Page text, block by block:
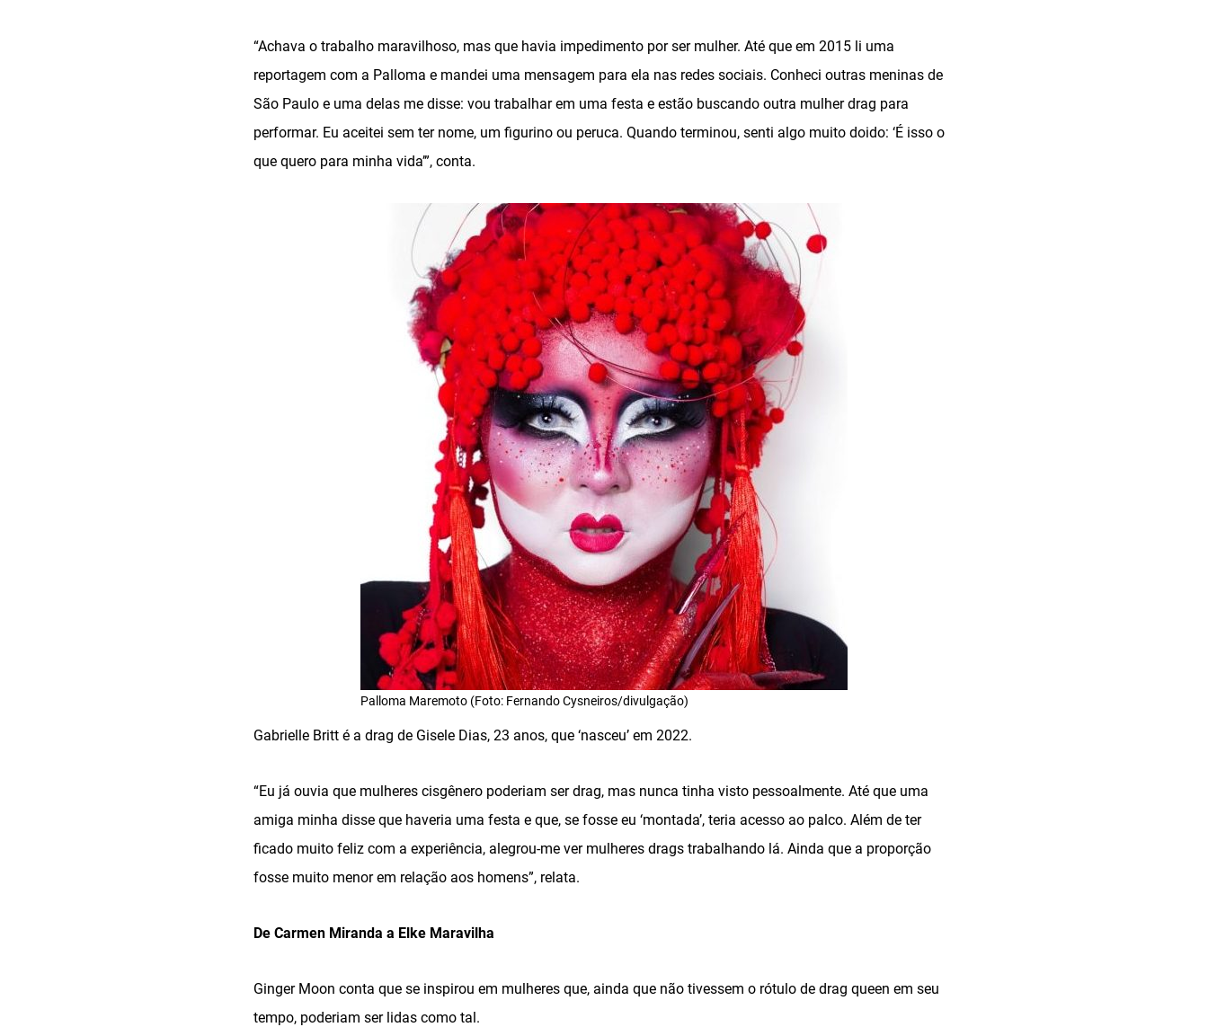
“Achava o trabalho maravilhoso, mas que havia impedimento por ser mulher. Até que em 2015 li uma
reportagem com a Palloma e mandei uma mensagem para ela nas redes sociais. Conheci outras meninas de
São Paulo e uma delas me disse: vou trabalhar em uma festa e estão buscando outra mulher drag para
performar. Eu aceitei sem ter nome, um figurino ou peruca. Quando terminou, senti algo muito doido: ‘É isso o
que quero para minha vida’”, conta.
Palloma Maremoto (Foto: Fernando Cysneiros/divulgação)
Gabrielle Britt é a drag de Gisele Dias, 23 anos, que ‘nasceu’ em 2022.
“Eu já ouvia que mulheres cisgênero poderiam ser drag, mas nunca tinha visto pessoalmente. Até que uma
amiga minha disse que haveria uma festa e que, se fosse eu ‘montada’, teria acesso ao palco. Além de ter
ficado muito feliz com a experiência, alegrou-me ver mulheres drags trabalhando lá. Ainda que a proporção
fosse muito menor em relação aos homens”, relata.
De Carmen Miranda a Elke Maravilha
Ginger Moon conta que se inspirou em mulheres que, ainda que não tivessem o rótulo de drag queen em seu
tempo, poderiam ser lidas como tal.